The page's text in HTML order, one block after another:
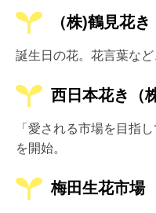
（株)鶴見花き
誕生日の花。花言葉など
西日本花き（
「愛される市場を目指
を開始。
梅田生花市場